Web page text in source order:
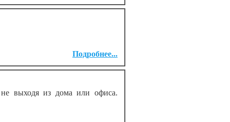
Подробнее...
не выходя из дома или офиса.